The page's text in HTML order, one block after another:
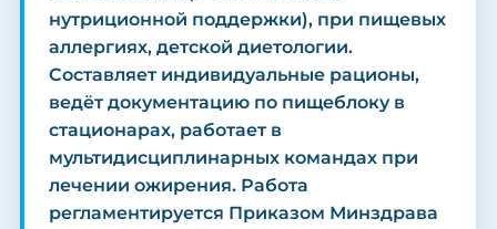
нутриционной поддержки), при пищевых
аллергиях, детской диетологии.
Составляет индивидуальные рационы,
ведёт документацию по пищеблоку в
стационарах, работает в
мультидисциплинарных командах при
лечении ожирения. Работа
регламентируется Приказом Минздрава